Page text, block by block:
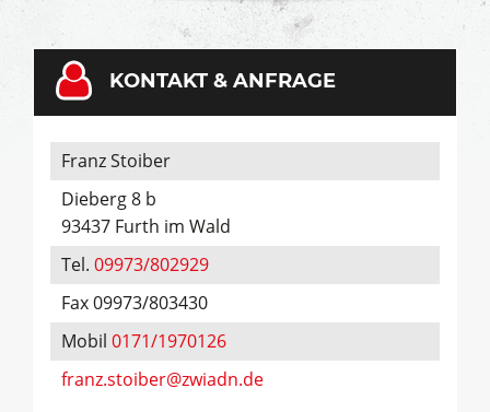
KONTAKT & ANFRAGE
Franz Stoiber
Dieberg 8 b
93437 Furth im Wald
Tel. 09973/802929
Fax 09973/803430
Mobil 0171/1970126
franz.stoiber@zwiadn.de